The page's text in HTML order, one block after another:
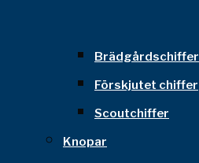
Brädgårdschiffer
Förskjutet chiffer
Scoutchiffer
Knopar